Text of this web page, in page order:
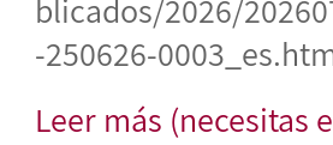
blicados/2026/
-250626-
Leer más (necesitas